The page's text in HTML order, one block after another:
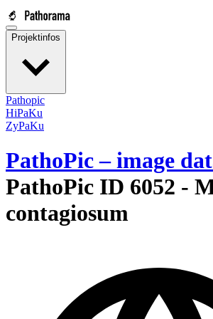
Projektinfos
Pathopic
HiPaKu
ZyPaKu
PathoPic – image
PathoPic ID 6052 -
contagiosum